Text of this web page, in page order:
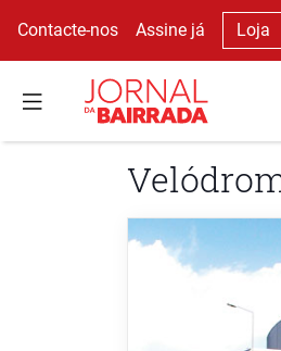
Contacte-nos Assine já Loja